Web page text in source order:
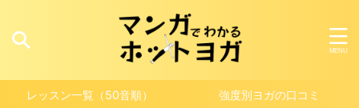
レッスン一覧（50音順） 強度別ヨガの口コミ